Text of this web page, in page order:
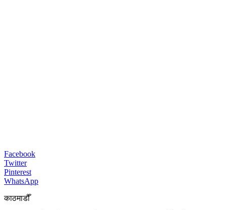
Facebook
Twitter
Pinterest
WhatsApp
काठमाडौँ